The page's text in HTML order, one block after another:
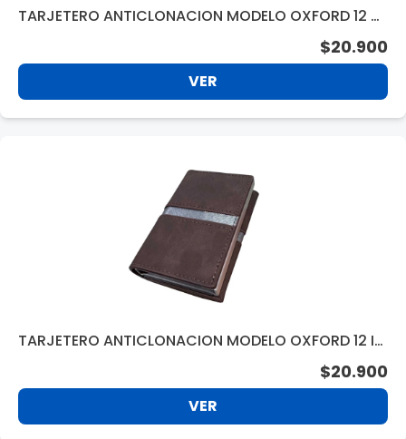
TARJETERO ANTICLONACION MODELO OXFORD 12 DI
$20.900
VER
TARJETERO ANTICLONACION MODELO OXFORD 12 I
$20.900
VER